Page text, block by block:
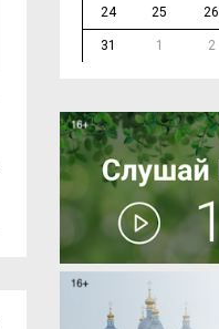
24 25 26
31 1 2